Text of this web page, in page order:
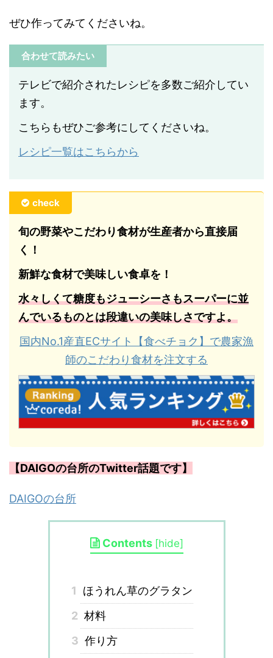
ぜひ作ってみてくださいね。
合わせて読みたい
テレビで紹介されたレシピを多数ご紹介してい
ます。
こちらもぜひご参考にしてくださいね。
レシピ一覧はこちらから
check
旬の野菜やこだわり食材が生産者から直接届
く！
新鮮な食材で美味しい食卓を！
水々しくて糖度もジューシーさもスーパーに並
んでいるものとは段違いの美味しさですよ。
国内No.1産直ECサイト【食べチョク】で農家漁
師のこだわり食材を注文する
【DAIGOの台所のTwitter話題です】
DAIGOの台所
Contents [hide]
1
ほうれん草のグラタン
2 材料
3 作り方